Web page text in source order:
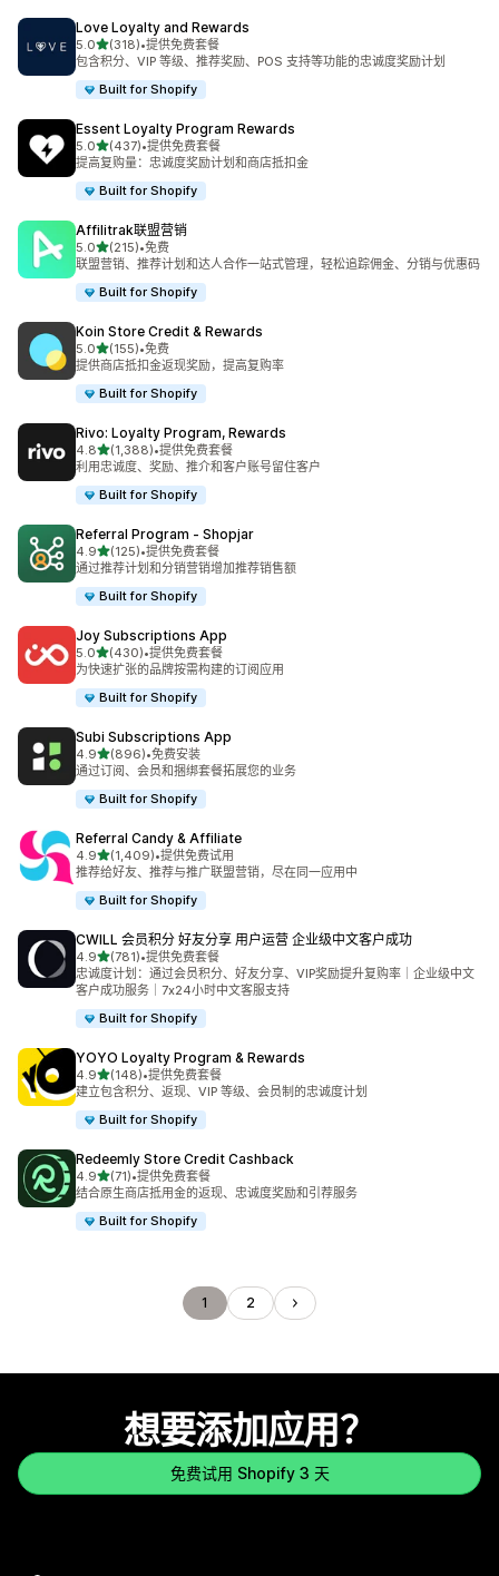
Love Loyalty and Rewards
5.0星（满分 5 星）
(318)
总共 318 条评论
•提供免费套餐
包含积分、VIP 等级、推荐奖励、POS 支持等功能的忠诚度奖励计划
Built for Shopify
Essent Loyalty Program Rewards
5.0星（满分 5 星）
(437)
总共 437 条评论
•提供免费套餐
提高复购量：忠诚度奖励计划和商店抵扣金
Built for Shopify
Affilitrak联盟营销
5.0星（满分 5 星）
(215)
总共 215 条评论
•免费
联盟营销、推荐计划和达人合作一站式管理，轻松追踪佣金、分销与优惠码
Built for Shopify
Koin Store Credit & Rewards
5.0星（满分 5 星）
(155)
总共 155 条评论
•免费
提供商店抵扣金返现奖励，提高复购率
Built for Shopify
Rivo: Loyalty Program, Rewards
4.8星（满分 5 星）
(1,388)
总共 1388 条评论
•提供免费套餐
利用忠诚度、奖励、推介和客户账号留住客户
Built for Shopify
Referral Program ‑ Shopjar
4.9星（满分 5 星）
(125)
总共 125 条评论
•提供免费套餐
通过推荐计划和分销营销增加推荐销售额
Built for Shopify
Joy Subscriptions App
5.0星（满分 5 星）
(430)
总共 430 条评论
•提供免费套餐
为快速扩张的品牌按需构建的订阅应用
Built for Shopify
Subi Subscriptions App
4.9星（满分 5 星）
(896)
总共 896 条评论
•免费安装
通过订阅、会员和捆绑套餐拓展您的业务
Built for Shopify
Referral Candy & Affiliate
4.9星（满分 5 星）
(1,409)
总共 1409 条评论
•提供免费试用
推荐给好友、推荐与推广联盟营销，尽在同一应用中
Built for Shopify
CWILL 会员积分 好友分享 用户运营 企业级中文客户成功
4.9星（满分 5 星）
(781)
总共 781 条评论
•提供免费套餐
忠诚度计划：通过会员积分、好友分享、VIP奖励提升复购率｜企业级中文
客户成功服务｜7x24小时中文客服支持
Built for Shopify
YOYO Loyalty Program & Rewards
4.9星（满分 5 星）
(148)
总共 148 条评论
•提供免费套餐
建立包含积分、返现、VIP 等级、会员制的忠诚度计划
Built for Shopify
Redeemly Store Credit Cashback
4.9星（满分 5 星）
(71)
总共 71 条评论
•提供免费套餐
结合原生商店抵用金的返现、忠诚度奖励和引荐服务
Built for Shopify
1 2
想要添加应用？
免费试用 Shopify 3 天